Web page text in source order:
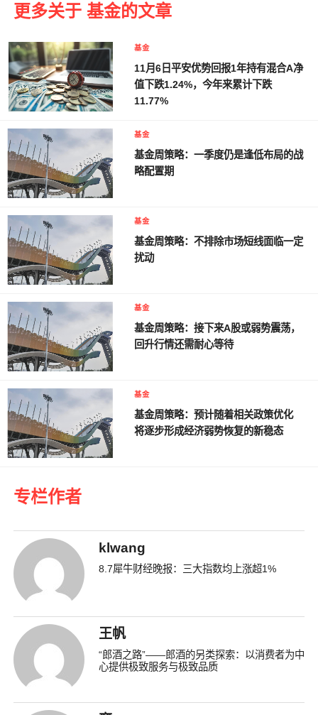
更多关于 基金的文章
基金
11月6日平安优势回报1年持有混合A净
值下跌1.24%，今年来累计下跌
11.77%
基金
基金周策略：一季度仍是逢低布局的战
略配置期
基金
基金周策略：不排除市场短线面临一定
扰动
基金
基金周策略：接下来A股或弱势震荡，
回升行情还需耐心等待
基金
基金周策略：预计随着相关政策优化
将逐步形成经济弱势恢复的新稳态
专栏作者
klwang
8.7犀牛财经晚报：三大指数均上涨超1%
王帆
“郎酒之路”——郎酒的另类探索：以消费者为中
心提供极致服务与极致品质